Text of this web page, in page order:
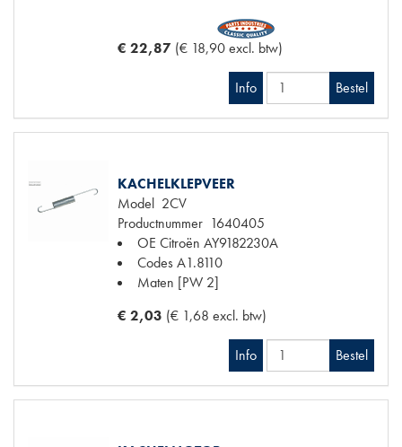
€ 22,87 (€ 18,90 excl. btw)
Info Bestel
KACHELKLEPVEER
Model 2CV
Productnummer 1640405
OE Citroën AY9182230A
CodesA1.8110
Maten [PW 2]
€ 2,03 (€ 1,68 excl. btw)
Info Bestel